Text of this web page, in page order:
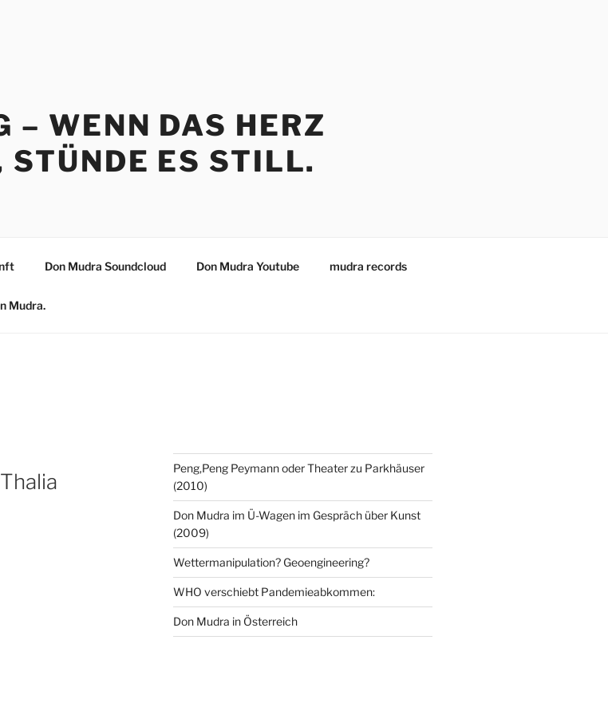
– WENN DAS HERZ
STÜNDE ES STILL.
Don Mudra Soundcloud Don Mudra Youtube mudra records
Mudra.
Peng,Peng Peymann oder Theater zu Parkhäuser
(2010)
Don Mudra im Ü-Wagen im Gespräch über Kunst
(2009)
Wettermanipulation? Geoengineering?
WHO verschiebt Pandemieabkommen:
Don Mudra in Österreich